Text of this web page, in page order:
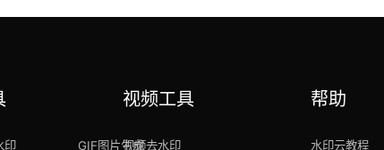
印 GIF图片生成
视频工具
视频去水印
帮助
水印云教程